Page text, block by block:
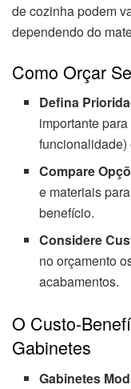
de cozinha podem
dependendo do
Como Orçar
Defina
importante
funcionalidade)
Compare
e materiais
benefício.
Considere
no orçamento
acabamentos.
O Custo-
Gabinetes
Gabinetes